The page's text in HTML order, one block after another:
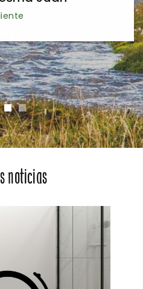
noticias